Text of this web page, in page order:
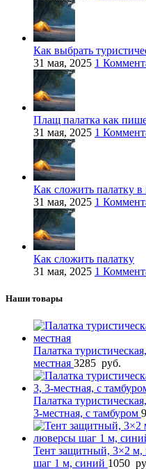
Как выбрать
31 мая, 2025 1
Плащ палатка как
31 мая, 2025 1
Как сложить палатку в
31 мая, 2025 1
Как сложить палатку
31 мая, 2025 1
Наши товары
Палатка
местная 3285 руб.
Палатка
3-местная, с тамбуром
Тент защитный, 3×2 м,
шаг 1 м, синий 1050